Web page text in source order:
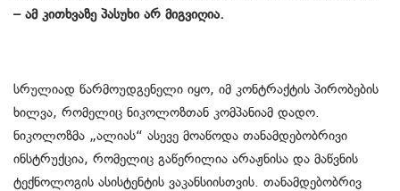
– ამ კითხვაზე პასუხი არ მიგვიღია.
სრულიად წარმოუდგენელი იყო, იმ კონტრაქტის პირობების
ხილვა, რომელიც ნიკოლოზთან კომპანიამ დადო.
ნიკოლოზმა „ალიას“ ასევე მოაწოდა თანამდებობრივი
ინსტრუქცია, რომელიც გაწერილია არაჟნისა და მაწვნის
ტექნოლოგის ასისტენტის ვაკანსიისთვის. თანამდებობრივ